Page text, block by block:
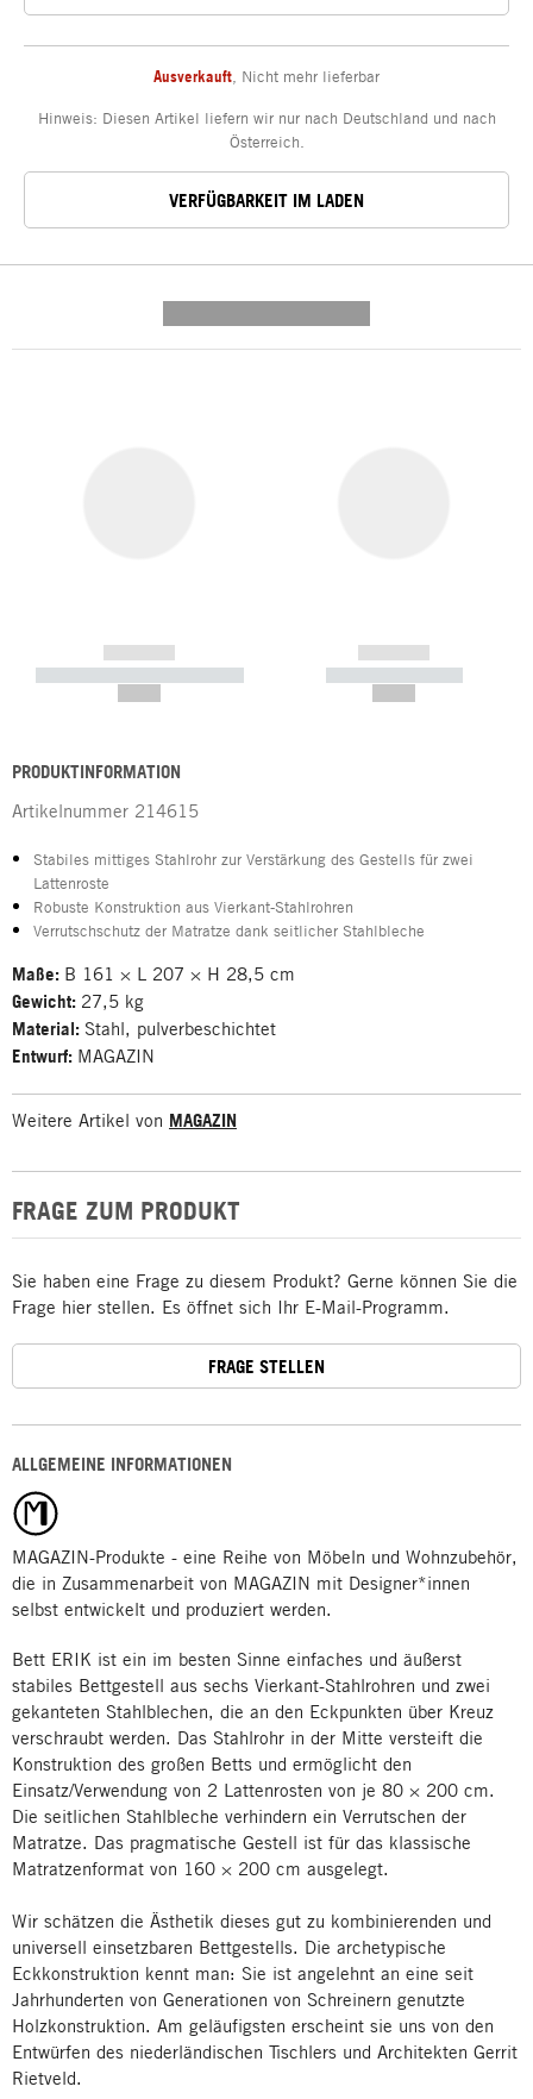
Ausverkauft Nicht mehr lieferbar
Hinweis: Diesen Artikel liefern wir nur nach Deutschland und nach
Österreich.
VERFÜGBARKEIT IM LADEN
------------
----------- ----------- -----------
------------
----------- -----------
ALLGEMEINE INFORMATIONEN
MAGAZIN-Produkte - eine Reihe von Möbeln und Wohnzubehör,
die in Zusammenarbeit von MAGAZIN mit Designer*innen
selbst entwickelt und produziert werden.
Bett ERIK ist ein im besten Sinne einfaches und äußerst
stabiles Bettgestell aus sechs Vierkant-Stahlrohren und zwei
gekanteten Stahlblechen, die an den Eckpunkten über Kreuz
verschraubt werden. Das Stahlrohr in der Mitte versteift die
Konstruktion des großen Betts und ermöglicht den
Einsatz/Verwendung von 2 Lattenrosten von je 80 × 200 cm.
Die seitlichen Stahlbleche verhindern ein Verrutschen der
Matratze. Das pragmatische Gestell ist für das klassische
Matratzenformat von 160 × 200 cm ausgelegt.
Wir schätzen die Ästhetik dieses gut zu kombinierenden und
universell einsetzbaren Bettgestells. Die archetypische
Eckkonstruktion kennt man: Sie ist angelehnt an eine seit
Jahrhunderten von Generationen von Schreinern genutzte
Holzkonstruktion. Am geläufigsten erscheint sie uns von den
Entwürfen des niederländischen Tischlers und Architekten Gerrit
Rietveld.
PRODUKTINFORMATION
Artikelnummer 214615
Stabiles mittiges Stahlrohr zur Verstärkung des Gestells für zwei
Lattenroste
Robuste Konstruktion aus Vierkant-Stahlrohren
Verrutschschutz der Matratze dank seitlicher Stahlbleche
Maße: B 161 × L 207 × H 28,5 cm
Gewicht: 27,5 kg
Material: Stahl, pulverbeschichtet
Entwurf: MAGAZIN
Weitere Artikel von MAGAZIN
FRAGE ZUM PRODUKT
Sie haben eine Frage zu diesem Produkt? Gerne können Sie die
Frage hier stellen. Es öffnet sich Ihr E-Mail-Programm.
FRAGE STELLEN